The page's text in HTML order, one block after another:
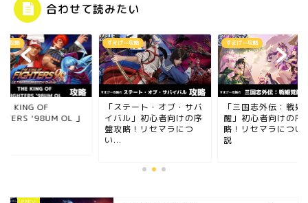
合わせて読みたい
ー攻略
KING OF
'98UM OL 」
すまげー攻略
「ステート・オブ・サバ
イバル」初心者向けの序
盤攻略！リセマラにつ
い...
すまげー攻略
「三国志外伝：戦姫
醒」初心者向けの序
略！リセマラについ
説